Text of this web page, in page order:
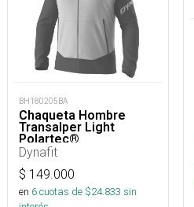
BH180205BA
Chaqueta Hombre
Transalper Light
Polartec®
Dynafit
$ 149.000
en 6cuotas de $24.833 sin